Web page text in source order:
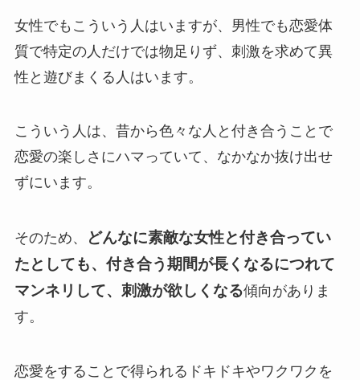
女性でもこういう人はいますが、男性でも恋愛体
質で特定の人だけでは物足りず、刺激を求めて異
性と遊びまくる人はいます。
こういう人は、昔から色々な人と付き合うことで
恋愛の楽しさにハマっていて、なかなか抜け出せ
ずにいます。
そのため、
どんなに素敵な女性と付き合ってい
たとしても、付き合う期間が長くなるにつれて
マンネリして、刺激が欲しくなる傾向がありま
す。
恋愛をすることで得られるドキドキやワクワクを